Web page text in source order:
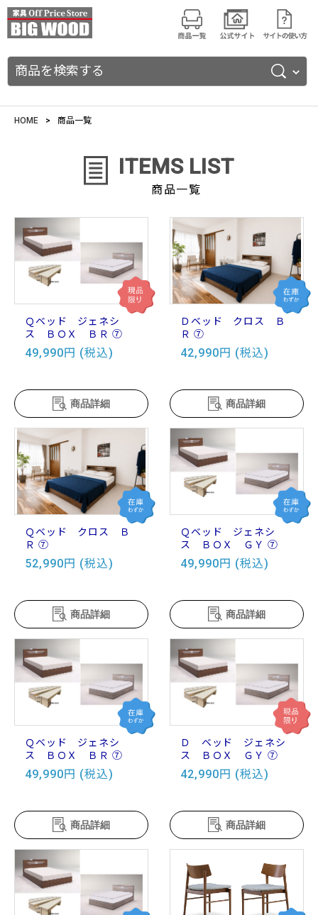
商品を検索する
HOME 商品一覧
ITEMS LIST
商品一覧
Ｑベッド ジェネシ
ス ＢＯＸ ＢＲ ⑦
49,990円 (税込)
商品詳細
Ｄベッド クロス Ｂ
Ｒ ⑦
42,990円 (税込)
商品詳細
Ｑベッド クロス Ｂ
Ｒ ⑦
52,990円 (税込)
商品詳細
Ｑベッド ジェネシ
ス ＢＯＸ ＧＹ ⑦
49,990円 (税込)
商品詳細
Ｑベッド ジェネシ
ス ＢＯＸ ＢＲ ⑦
49,990円 (税込)
商品詳細
Ｄ ベッド ジェネシ
ス ＢＯＸ ＧＹ ⑦
42,990円 (税込)
商品詳細